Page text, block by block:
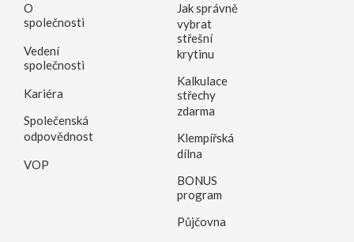
O
společnosti
Vedení
společnosti
Kariéra
Společenská
odpovědnost
VOP
Jak správně
vybrat
střešní
krytinu
Kalkulace
střechy
zdarma
Klempířská
dílna
BONUS
program
Půjčovna